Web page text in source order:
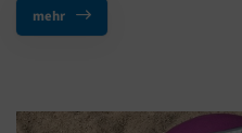
mehr